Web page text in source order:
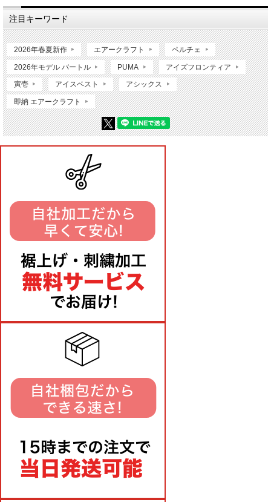
注目キーワード
2026年春夏新作 エアークラフト ペルチェ
2026年モデル バートル PUMA アイズフロンティア
寅壱 アイスベスト アシックス
即納 エアークラフト